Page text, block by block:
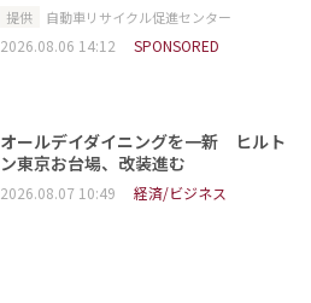
提供 自動車リサイクル促進センター
2026.08.06 14:12 SPONSORED
オールデイダイニングを一新 ヒルト
ン東京お台場、改装進む
2026.08.07 10:49 経済/ビジネス